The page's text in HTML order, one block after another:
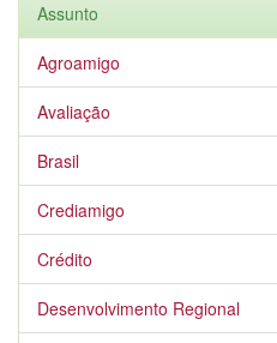
Assunto
Agroamigo
Avaliação
Brasil
Crediamigo
Crédito
Desenvolvimento Regional